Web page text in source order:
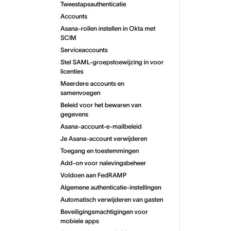
Tweestapsauthenticatie
Accounts
Asana-rollen instellen in Okta met
SCIM
Serviceaccounts
Stel SAML-groepstoewijzing in voor
licenties
Meerdere accounts en
samenvoegen
Beleid voor het bewaren van
gegevens
Asana-account-e-mailbeleid
Je Asana-account verwijderen
Toegang en toestemmingen
Add-on voor nalevingsbeheer
Voldoen aan FedRAMP
Algemene authenticatie-instellingen
Automatisch verwijderen van gasten
Beveiligingsmachtigingen voor
mobiele apps